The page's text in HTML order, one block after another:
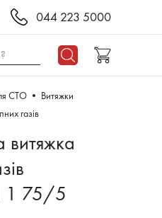
044 223 5000
СТО
Витяжки
газів
витяжка
1 75/5